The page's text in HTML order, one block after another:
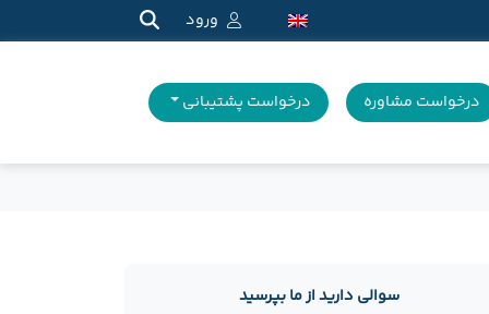
ورود
درخواست مشاوره درخواست پشتیبانی
سوالی دارید از ما بپرسید